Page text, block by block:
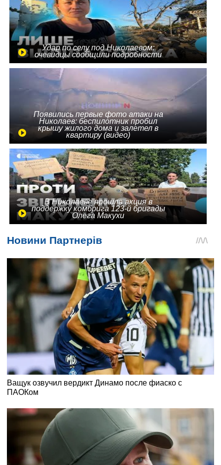
Удар по селу под Николаевом:
очевидцы сообщили подробности
Появились первые фото атаки на
Николаев: беспилотник пробил
крышу жилого дома и залетел в
квартиру (видео)
В Николаеве прошла акция в
поддержку комбрига 123-й бригады
Олега Макухи